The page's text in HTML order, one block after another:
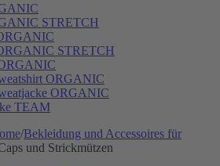
STRETCH
STRETCH
ORGANIC
ORGANIC
TEAM
/Bekleidung und Accessoires für
und Strickmützen